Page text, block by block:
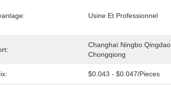
Usine Et Professionnel
Changhaï Ningbo Qingdao
Chongqiong
$0.043 - $0.047/pieces